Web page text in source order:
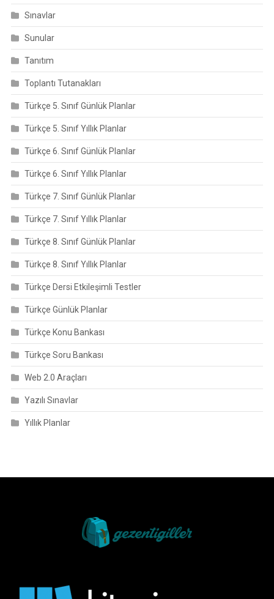
Sınavlar
Sunular
Tanıtım
Toplantı Tutanakları
Türkçe 5. Sınıf Günlük Planlar
Türkçe 5. Sınıf Yıllık Planlar
Türkçe 6. Sınıf Günlük Planlar
Türkçe 6. Sınıf Yıllık Planlar
Türkçe 7. Sınıf Günlük Planlar
Türkçe 7. Sınıf Yıllık Planlar
Türkçe 8. Sınıf Günlük Planlar
Türkçe 8. Sınıf Yıllık Planlar
Türkçe Dersi Etkileşimli Testler
Türkçe Günlük Planlar
Türkçe Konu Bankası
Türkçe Soru Bankası
Web 2.0 Araçları
Yazılı Sınavlar
Yıllık Planlar